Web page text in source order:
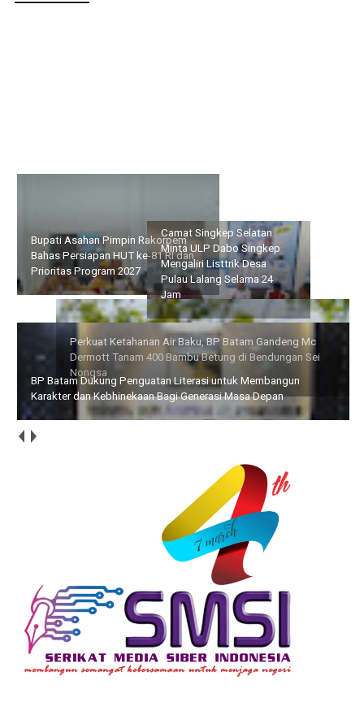
Bupati Asahan Pimpin Rakorpem Bahas Persiapan HUT ke-81 RI
Camat Singkep Selatan
Minta ULP Dabo Singkep
Mengaliri Listtrik Desa
Pulau Lalang Selama 24
Jam
Perkuat Ketahanan Air
Baku, BP Batam Gandeng
Mc Dermott Tanam 400
Bambu Betung di
Bendungan Sei Nongsa
BP Batam Dukung Penguatan Literasi untuk Membangun
Karakter dan Kebhinekaan Bagi Generasi Masa Depan